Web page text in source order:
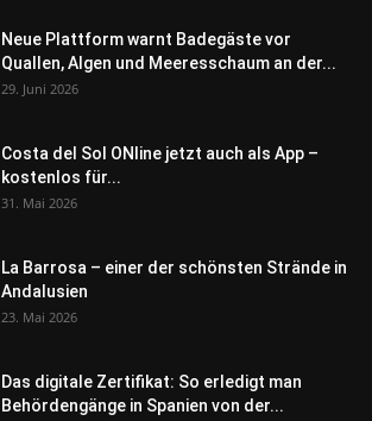
Neue Plattform warnt Badegäste vor
Quallen, Algen und Meeresschaum an der...
29. Juni 2026
Costa del Sol ONline jetzt auch als App –
kostenlos für...
31. Mai 2026
La Barrosa – einer der schönsten Strände in
Andalusien
23. Mai 2026
Das digitale Zertifikat: So erledigt man
Behördengänge in Spanien von der...